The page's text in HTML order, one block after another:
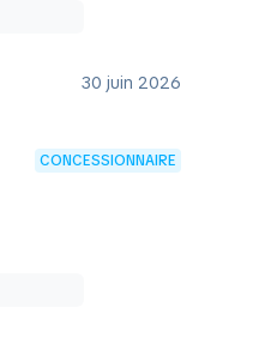
30 juin 2026
CONCESSIONNAIRE